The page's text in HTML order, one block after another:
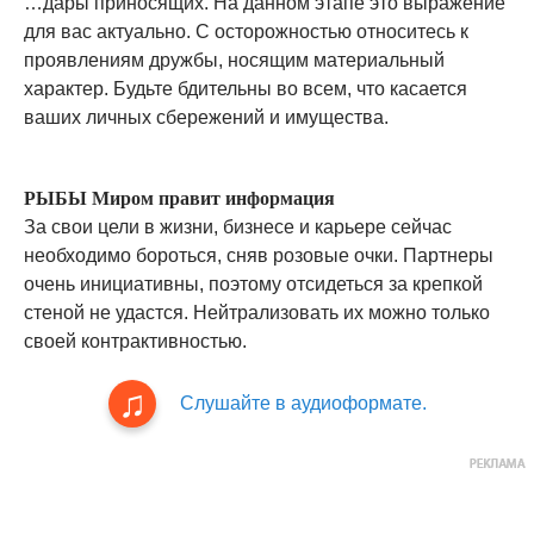
для вас актуально. С осторожностью относитесь к
проявлениям дружбы, носящим материальный
характер. Будьте бдительны во всем, что касается
ваших личных сбережений и имущества.
РЫБЫ Миром правит информация
За свои цели в жизни, бизнесе и карьере сейчас
необходимо бороться, сняв розовые очки. Партнеры
очень инициативны, поэтому отсидеться за крепкой
стеной не удастся. Нейтрализовать их можно только
своей контрактивностью.
Слушайте в аудиоформате.